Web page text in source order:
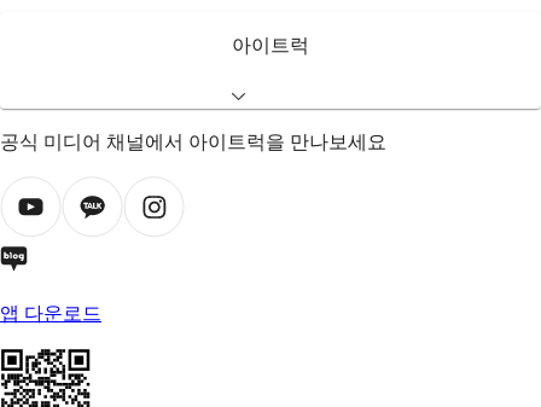
아이트럭
공식 미디어 채널에서 아이트럭을 만나보세요
앱 다운로드